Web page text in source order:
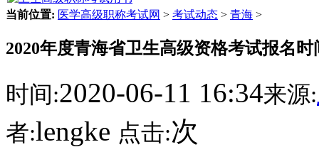
当前位置: 医学高级职称考试网 > 考试动态 > 青海 >
2020年度青海省卫生高级资格考试报名时
时间:2020-06-11 16:34来源:
者:lengke 点击:次